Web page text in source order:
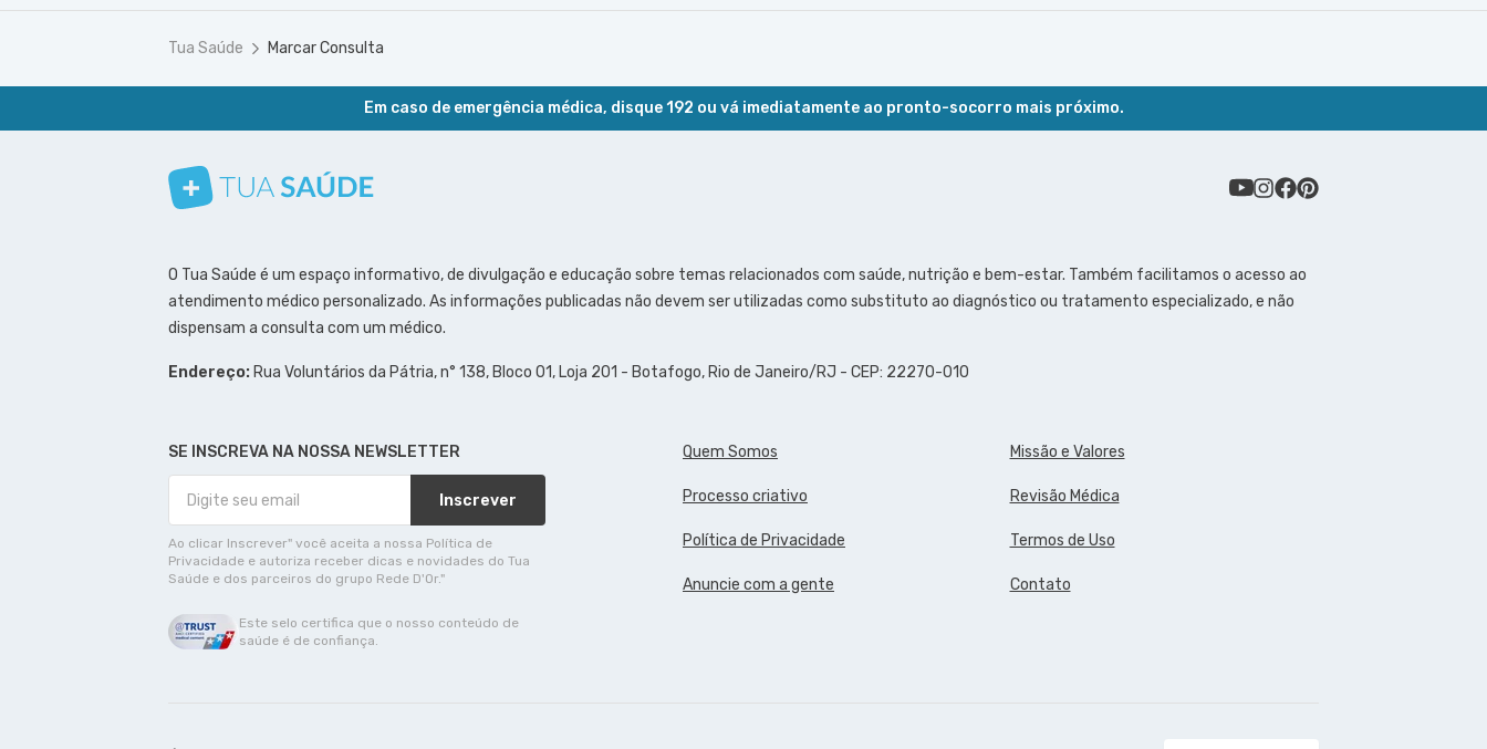
Tua Saúde Marcar Consulta
Em caso de emergência médica, disque 192 ou vá imediatamente ao pronto-socorro mais próximo.
Conheça nosso canal
Siga a gente no Instagram
Siga a gente no Facebook
Siga a gente no Pinterest
O Tua Saúde é um espaço informativo, de divulgação e educação sobre temas relacionados com saúde, nutrição e bem-estar. Também facilitamos o acesso ao
atendimento médico personalizado. As informações publicadas não devem ser utilizadas como substituto ao diagnóstico ou tratamento especializado, e não
dispensam a consulta com um médico.
Endereço: Rua Voluntários da Pátria, n° 138, Bloco 01, Loja 201 - Botafogo, Rio de Janeiro/RJ - CEP: 22270-010
SE INSCREVA NA NOSSA NEWSLETTER
Inscrever
Ao clicar Inscrever" você aceita a nossa Política de
Privacidade e autoriza receber dicas e novidades do Tua
Saúde e dos parceiros do grupo Rede D'Or."
Quem Somos Missão e Valores
Processo criativo Revisão Médica
Política de Privacidade Termos de Uso
Anuncie com a gente Contato
Este selo certifica que o nosso conteúdo de
saúde é de confiança.